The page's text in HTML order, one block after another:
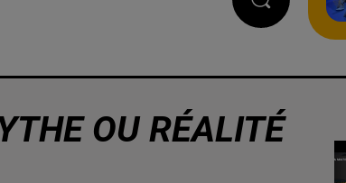
OU RÉALITÉ